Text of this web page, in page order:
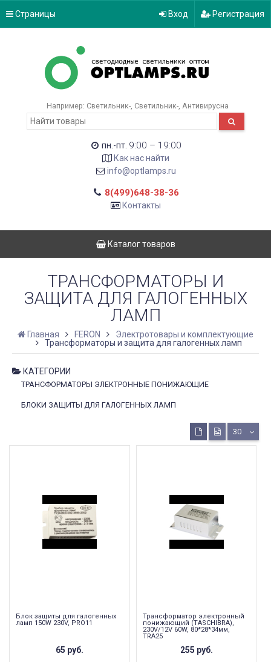
Страницы Вход Регистрация
Например: Светильник- Светильник- Антивирусна
пн.-пт. 9:00 – 19:00
Как нас найти
info@optlamps.ru
8(499)648-38-36
Контакты
Каталог товаров
ТРАНСФОРМАТОРЫ И
ЗАЩИТА ДЛЯ ГАЛОГЕННЫХ
ЛАМП
Главная FERON
Электротовары и комплектующие
Трансформаторы и защита для галогенных ламп
КАТЕГОРИИ
ТРАНСФОРМАТОРЫ ЭЛЕКТРОННЫЕ ПОНИЖАЮЩИЕ
БЛОКИ ЗАЩИТЫ ДЛЯ ГАЛОГЕННЫХ ЛАМП
30
Блок защиты для галогенных
ламп 150W 230V, PRO11
65 руб.
Трансформатор электронный
понижающий (TASCHIBRA),
230V/12V 60W, 80*28*34мм,
TRA25
255 руб.